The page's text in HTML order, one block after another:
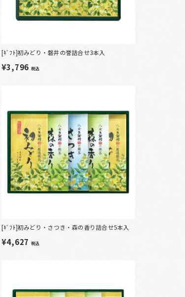
[ｷﾞﾌﾄ]初みどり・磐井の誉詰合せ3本入
¥3,796 税込
[ｷﾞﾌﾄ]初みどり・さつき・森の香り詰合せ5本入
¥4,627 税込